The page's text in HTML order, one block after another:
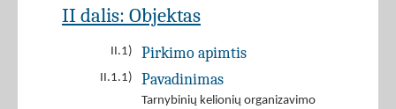
II dalis: Objektas
II.1) Pirkimo apimtis
II.1.1) Pavadinimas
Tarnybinių kelionių organizavimo